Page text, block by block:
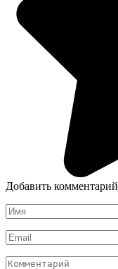
Добавить комментарий
Имя
*
Email
*
Комментарий